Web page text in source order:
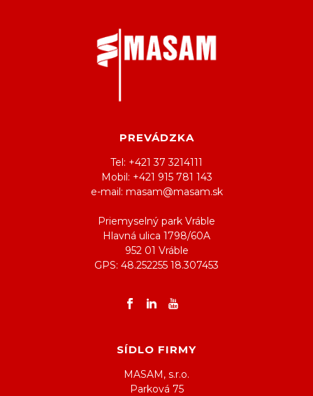
PREVÁDZKA
Tel: +421 37 3214111
Mobil: +421 915 781 143
e-mail: masam@masam.sk
Priemyselný park Vráble
Hlavná ulica 1798/60A
952 01 Vráble
GPS: 48.252255 18.307453
SÍDLO FIRMY
MASAM, s.r.o.
Parková 75